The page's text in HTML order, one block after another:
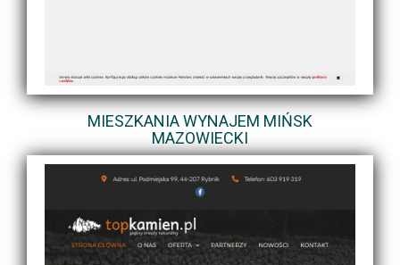
MIESZKANIA WYNAJEM MIŃSK
MAZOWIECKI